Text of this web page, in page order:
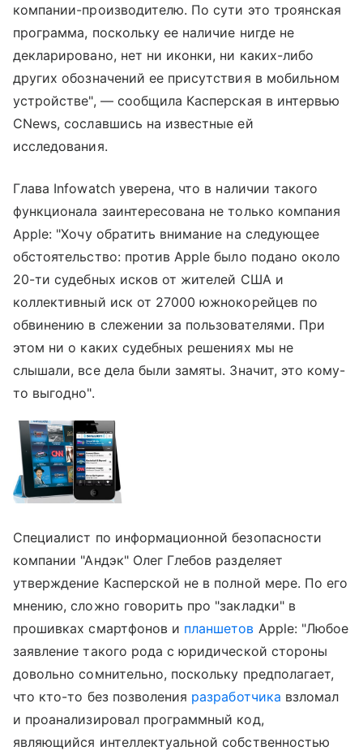
компании-производителю. По сути это троянская
программа, поскольку ее наличие нигде не
декларировано, нет ни иконки, ни каких-либо
других обозначений ее присутствия в мобильном
устройстве", — сообщила Касперская в интервью
CNews, сославшись на известные ей
исследования.
Глава Infowatch уверена, что в наличии такого
функционала заинтересована не только компания
Apple: "Хочу обратить внимание на следующее
обстоятельство: против Apple было подано около
20-ти судебных исков от жителей США и
коллективный иск от 27000 южнокорейцев по
обвинению в слежении за пользователями. При
этом ни о каких судебных решениях мы не
слышали, все дела были замяты. Значит, это кому-
то выгодно".
Специалист по информационной безопасности
компании "Андэк" Олег Глебов разделяет
утверждение Касперской не в полной мере. По его
мнению, сложно говорить про "закладки" в
прошивках смартфонов и планшетов Apple: "Любое
заявление такого рода с юридической стороны
довольно сомнительно, поскольку предполагает,
что кто-то без позволения разработчика взломал
и проанализировал программный код,
являющийся интеллектуальной собственностью